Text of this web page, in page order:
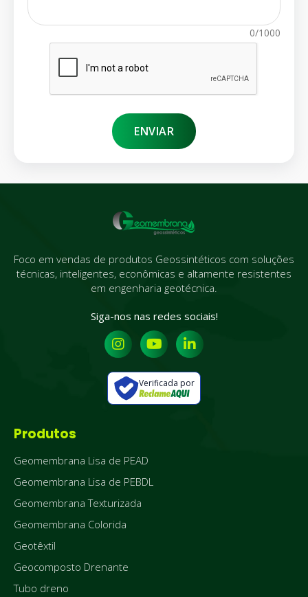
0/1000
ENVIAR
Foco em vendas de produtos Geossintéticos com soluções
técnicas, inteligentes, econômicas e altamente resistentes
em engenharia geotécnica.
Siga-nos nas redes sociais!
Verificada por
Produtos
Geomembrana Lisa de PEAD
Geomembrana Lisa de PEBDL
Geomembrana Texturizada
Geomembrana Colorida
Geotêxtil
Geocomposto Drenante
Tubo dreno